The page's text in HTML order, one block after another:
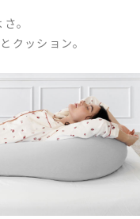
。
クッション。